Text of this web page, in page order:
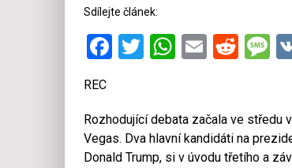
Sdílejte článek:
Facebook
Twitter
WhatsApp
Email
REC
Rozhodující debata začala ve středu
Vegas. Dva hlavní kandidáti na
Donald Trump, si v úvodu třetího a